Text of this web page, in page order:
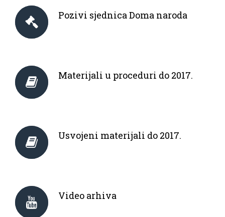
Pozivi sjednica Doma naroda
Materijali u proceduri do 2017.
Usvojeni materijali do 2017.
Video arhiva